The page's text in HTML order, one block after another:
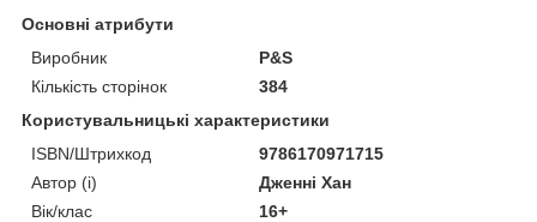
Основні атрибути
Виробник
P&S
Кількість сторінок
384
Користувальницькі характеристики
ISBN/Штрихкод
9786170971715
Автор (і)
Дженні Хан
Вік/клас
16+